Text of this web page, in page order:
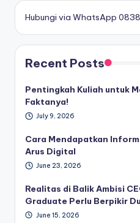
Hubungi via WhatsApp
Recent Posts
Pentingkah Kuliah untuk
Faktanya!
July 9, 2026
Cara Mendapatkan
Arus Digital
June 23, 2026
Realitas di Balik Ambisi
Graduate Perlu Berpikir
June 15, 2026